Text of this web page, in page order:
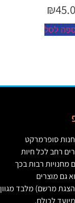
10.00
סופרמרקט
רחב לכל חיות
מחנויות רבות בכך
גם מוצרים
מרשם) מלבד מגוון
לכולם.